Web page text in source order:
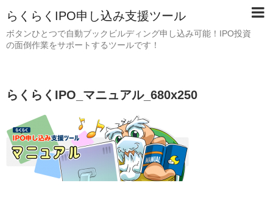
らくらくIPO申し込み支援ツール
ボタンひとつで自動ブックビルディング申し込み可能！IPO投資
の面倒作業をサポートするツールです！
らくらくIPO_マニュアル_680x250